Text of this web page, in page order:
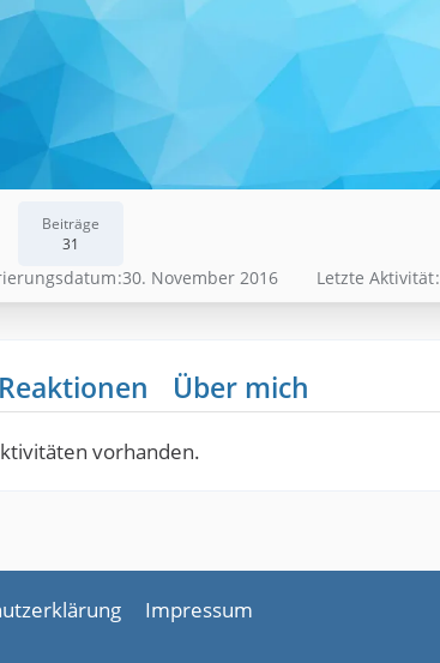
Beiträge
31
30. November 2016 Letzte Aktivität
Reaktionen Über mich
vorhanden.
Impressum